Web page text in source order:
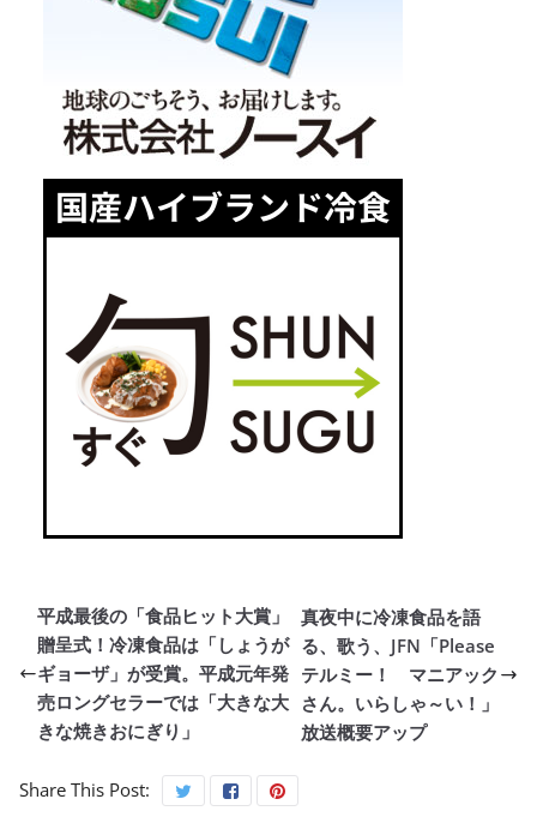
平成最後の「食品ヒット大賞」
贈呈式！冷凍食品は「しょうが
ギョーザ」が受賞。平成元年発
売ロングセラーでは「大きな大
きな焼きおにぎり」
真夜中に冷凍食品を語
る、歌う、JFN「Please
テルミー！ マニアック
さん。いらしゃ～い！」
放送概要アップ
Share This Post: